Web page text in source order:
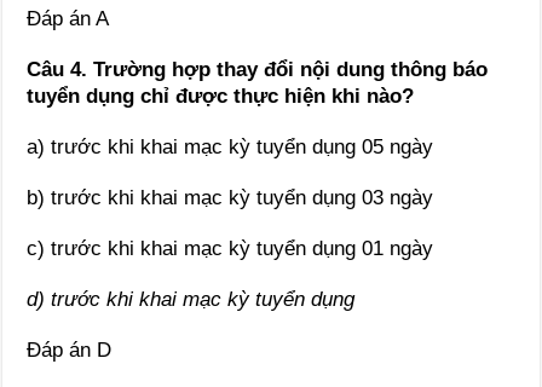
Đáp án A
Câu 4. Trường hợp thay đổi nội dung thông báo
tuyển dụng chỉ được thực hiện khi nào?
a) trước khi khai mạc kỳ tuyển dụng 05 ngày
b) trước khi khai mạc kỳ tuyển dụng 03 ngày
c) trước khi khai mạc kỳ tuyển dụng 01 ngày
d) trước khi khai mạc kỳ tuyển dụng
Đáp án D